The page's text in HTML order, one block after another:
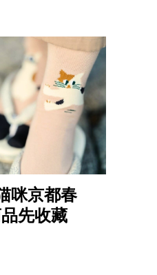
咪京都春
先收藏